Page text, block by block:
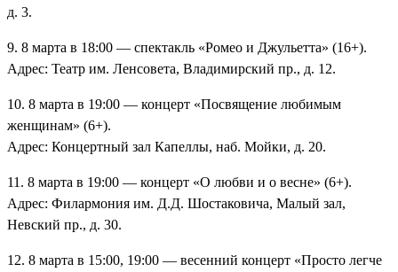
д. 3.
9. 8 марта в 18:00 — спектакль «Ромео и Джульетта» (16+).
Адрес: Театр им. Ленсовета, Владимирский пр., д. 12.
10. 8 марта в 19:00 — концерт «Посвящение любимым
женщинам» (6+).
Адрес: Концертный зал Капеллы, наб. Мойки, д. 20.
11. 8 марта в 19:00 — концерт «О любви и о весне» (6+).
Адрес: Филармония им. Д.Д. Шостаковича, Малый зал,
Невский пр., д. 30.
12. 8 марта в 15:00, 19:00 — весенний концерт «Просто легче